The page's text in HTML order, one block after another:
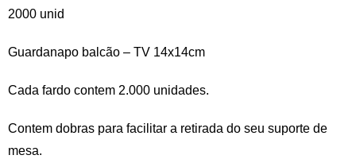
2000 unid
Guardanapo balcão – TV 14x14cm
Cada fardo contem 2.000 unidades.
Contem dobras para facilitar a retirada do seu suporte de
mesa.